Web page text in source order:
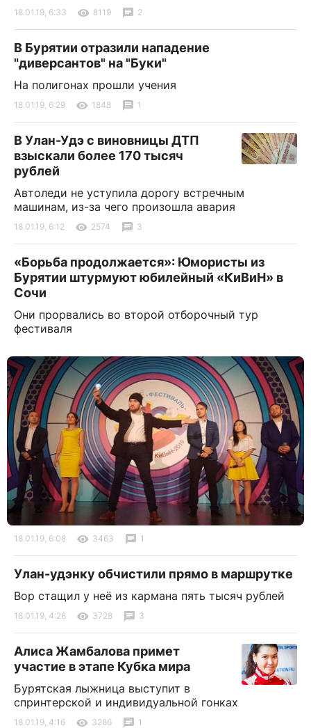
18.01.19, 6:33 8119 2
В Бурятии отразили нападение
"диверсантов" на "Буки"
На полигонах прошли учения
18.01.19, 6:29 1848 1
В Улан-Удэ с виновницы ДТП
взыскали более 170 тысяч
рублей
Автоледи не уступила дорогу встречным
машинам, из-за чего произошла авария
18.01.19, 6:12 2574 3
«Борьба продолжается»: Юмористы из
Бурятии штурмуют юбилейный «КиВиН» в
Сочи
Они прорвались во второй отборочный тур
фестиваля
18.01.19, 6:08 3463 1
Улан-удэнку обчистили прямо в маршрутке
Вор стащил у неё из кармана пять тысяч рублей
18.01.19, 4:26 3728 3
Алиса Жамбалова примет
участие в этапе Кубка мира
Бурятская лыжница выступит в
спринтерской и индивидуальной гонках
18.01.19, 4:16 3286 1